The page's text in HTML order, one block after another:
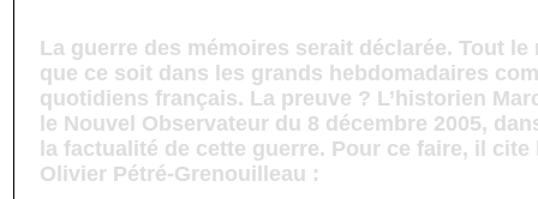
La guerre des mémoires serait déclarée. Tout le
que ce soit dans les grands hebdomadaires
quotidiens français. La preuve ? L’historien
le Nouvel Observateur du 8 décembre 2005,
la factualité de cette guerre. Pour ce faire, il cite
Olivier Pétré-Grenouilleau :